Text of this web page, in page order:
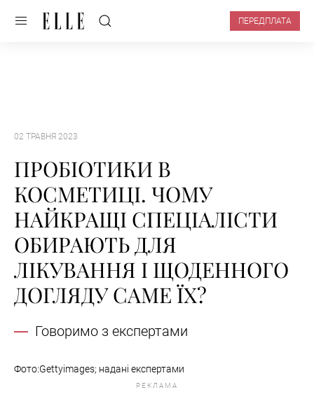
ПЕРЕДПЛАТА
02 ТРАВНЯ 2023
ПРОБІОТИКИ В
КОСМЕТИЦІ. ЧОМУ
НАЙКРАЩІ СПЕЦІАЛІСТИ
ОБИРАЮТЬ ДЛЯ
ЛІКУВАННЯ І ЩОДЕННОГО
ДОГЛЯДУ САМЕ ЇХ?
Говоримо з експертами
Фото:Gettyimages; надані експертами
РЕКЛАМА